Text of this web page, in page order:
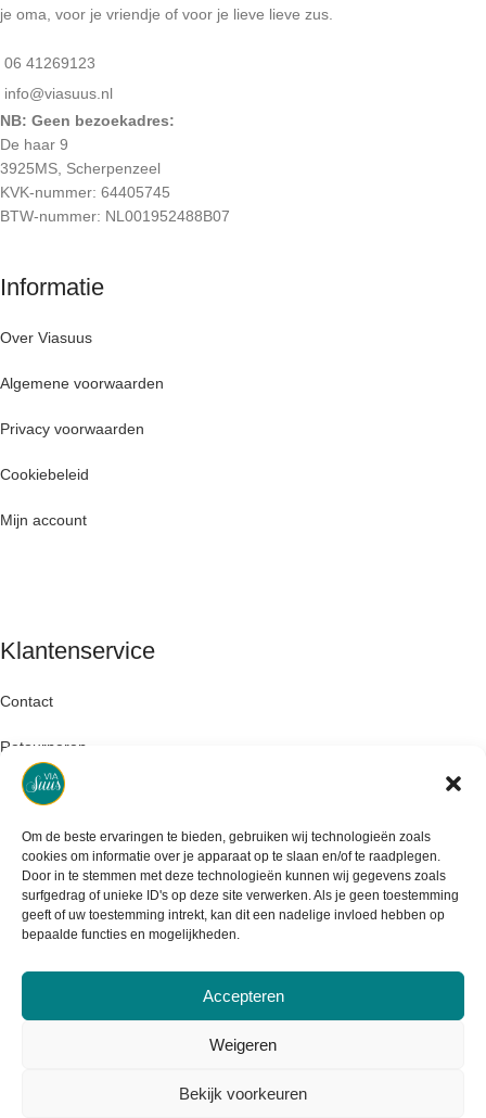
Om de beste ervaringen te bieden, gebruiken wij technologieën zoals
cookies om informatie over je apparaat op te slaan en/of te raadplegen.
Door in te stemmen met deze technologieën kunnen wij gegevens zoals
surfgedrag of unieke ID's op deze site verwerken. Als je geen toestemming
geeft of uw toestemming intrekt, kan dit een nadelige invloed hebben op
bepaalde functies en mogelijkheden.
Accepteren
Weigeren
Bekijk voorkeuren
je oma, voor je vriendje of voor je lieve lieve zus.
06 41269123
info@viasuus.nl
NB: Geen bezoekadres:
De haar 9
3925MS, Scherpenzeel
KVK-nummer: 64405745
BTW-nummer: NL001952488B07
Informatie
Over Viasuus
Algemene voorwaarden
Privacy voorwaarden
Cookiebeleid
Mijn account
Klantenservice
Contact
Retourneren
Garantie & klachten
Levertijd & verzendkosten